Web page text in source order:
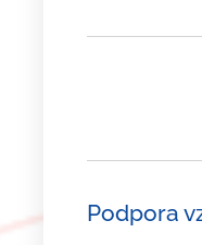
Podpora